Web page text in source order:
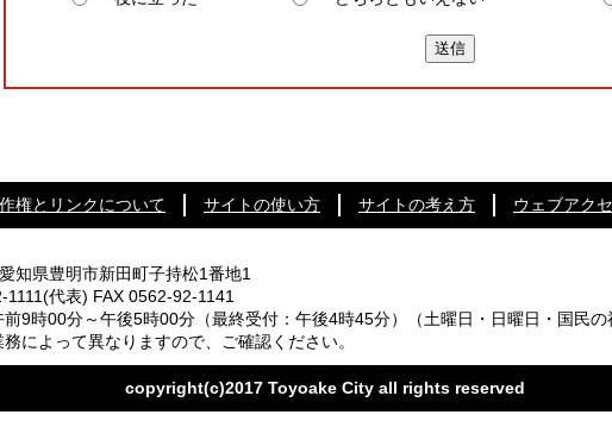
権とリンクについて サイトの使い方 サイトの考え方 ウェブアク
知県豊明市新田町子持松1番地1
1111(代表) FAX 0562-92-1141
前9時00分～午後5時00分 （最終受付：午後4時45分）
（土曜日・日曜日・国民
て異なりますので、ご確認ください。
copyright(c)2017 Toyoake City all rights reserved